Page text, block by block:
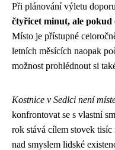
Při plánování výletu
čtyřicet minut, ale pokud
Místo je přístupné
letních měsících naopak
možnost prohlédnout si
Kostnice v Sedlci není
konfrontovat se s vlastní
rok stává cílem stovek
nad smyslem lidské